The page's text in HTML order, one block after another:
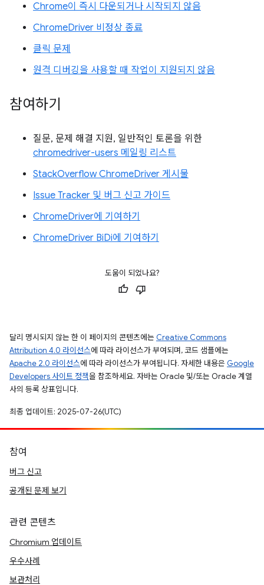
Chrome이 즉시 다운되거나 시작되지 않음
ChromeDriver 비정상 종료
클릭 문제
원격 디버깅을 사용할 때 작업이 지원되지 않음
참여하기
질문, 문제 해결 지원, 일반적인 토론을 위한
chromedriver-users 메일링 리스트
StackOverflow ChromeDriver 게시물
Issue Tracker 및 버그 신고 가이드
ChromeDriver에 기여하기
ChromeDriver BiDi에 기여하기
도움이 되었나요?
달리 명시되지 않는 한 이 페이지의 콘텐츠에는 Creative Commons
Attribution 4.0 라이선스에 따라 라이선스가 부여되며, 코드 샘플에는
Apache 2.0 라이선스에 따라 라이선스가 부여됩니다. 자세한 내용은 Google
Developers 사이트 정책을 참조하세요. 자바는 Oracle 및/또는 Oracle 계열
사의 등록 상표입니다.
최종 업데이트: 2025-07-26(UTC)
참여
버그 신고
공개된 문제 보기
관련 콘텐츠
Chromium 업데이트
우수사례
보관처리